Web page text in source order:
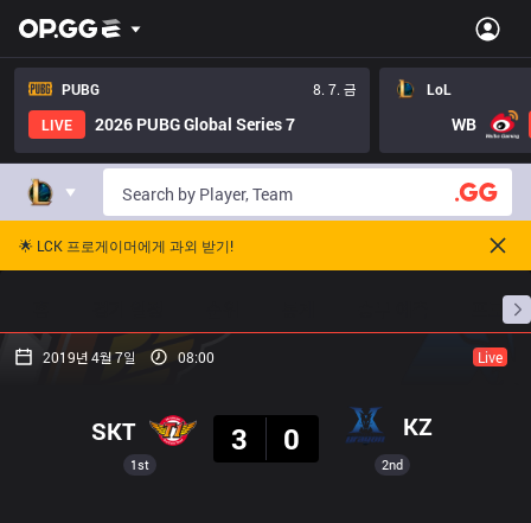
PUBG
8. 7. 금
LIVE
2026 PUBG Global Series 7
LoL
WB
🌟 LCK 프로게이머에게 과외 받기!
프로빌
2019년 4월 7일 08:00 Live
1st
SKT
3
0 KZ
2nd